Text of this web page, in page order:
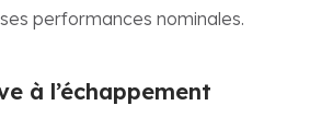
performances nominales.
à l’échappement